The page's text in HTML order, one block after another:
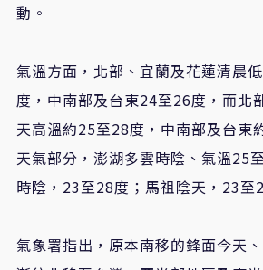
動。
氣溫方面，北部、宜蘭及花蓮清晨
度，中南部及台東24至26度，而北
天高溫約25至28度，中南部及台東
天氣部分，澎湖多雲時陰、氣溫25
時陰，23至28度；馬祖陰天，23至
氣象署指出，原本南移的鋒面今天